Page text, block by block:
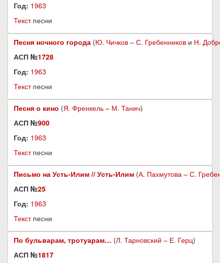
Год: 1963
Текстпесни
Песня ночного города (Ю. Чичков – С. Гребенников и Н.
АСП №1728
Год: 1963
Текстпесни
Песня о кино (Я. Френкель – М. Танич)
АСП №900
Год: 1963
Текстпесни
Письмо на Усть-Илим // Усть-Илим (А. Пахмутова – С.
АСП №25
Год: 1963
Текстпесни
По бульварам, тротуарам… (Л. Тарновский – Е. Герц)
АСП №1817